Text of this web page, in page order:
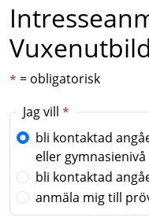
* = obligatorisk
Jag vill *
bli kontaktad
eller gymnasienivå
bli kontaktad
anmäla mig till